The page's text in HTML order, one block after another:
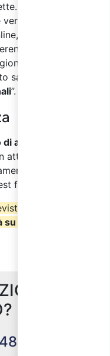
Nei corsi svolti
di
per mezzo
Come
2025, i risultati
saranno riportate
”.
aggiornamento
attestato di
DL RSPP a
finale.
dall’
su tutto il territorio
SUL